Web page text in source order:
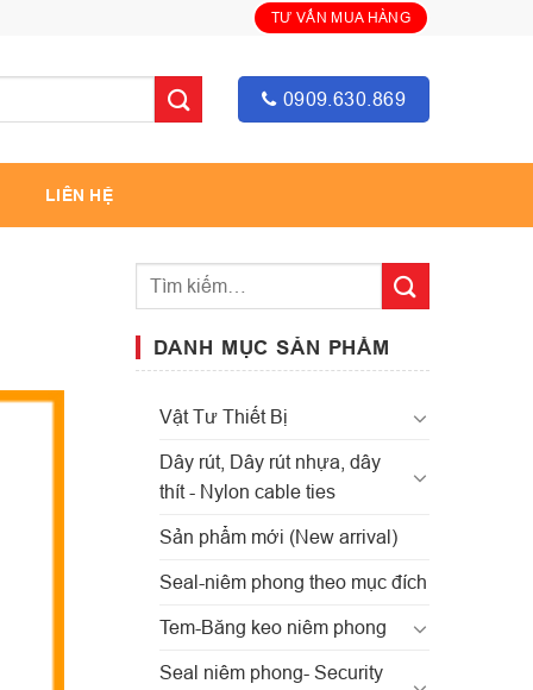
TƯ VẤN MUA HÀNG
0909.630.869
LIÊN HỆ
DANH MỤC SẢN PHẨM
Vật Tư Thiết Bị
Dây rút, Dây rút nhựa, dây
thít - Nylon cable ties
Sản phẩm mới (New arrival)
Seal-niêm phong theo mục đích
Tem-Băng keo niêm phong
Seal niêm phong- Security